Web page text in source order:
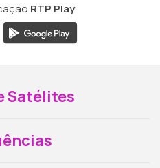
RTP Play
Satélites